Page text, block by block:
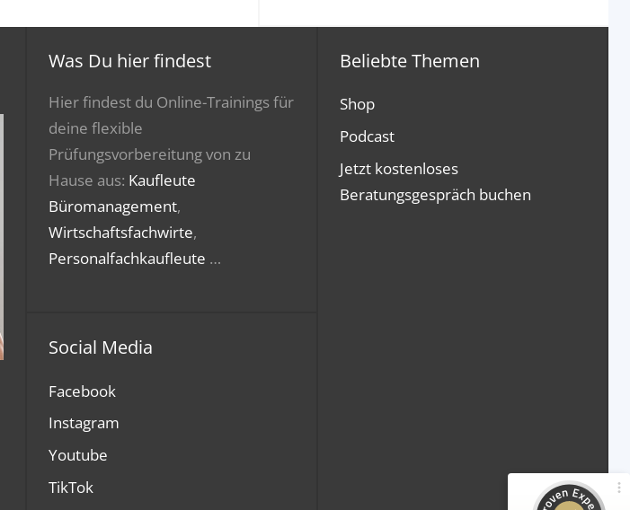
Was Du hier findest
Hier findest du Online-Trainings für
deine flexible
Prüfungsvorbereitung von zu
Hause aus: Kaufleute
Büromanagement,
Wirtschaftsfachwirte,
Personalfachkaufleute …
Social Media
Facebook
Instagram
Youtube
TikTok
Beliebte Themen
Shop
Podcast
Jetzt kostenloses
Beratungsgespräch buchen
377
Bewertungen auf
ProvenExpert.com